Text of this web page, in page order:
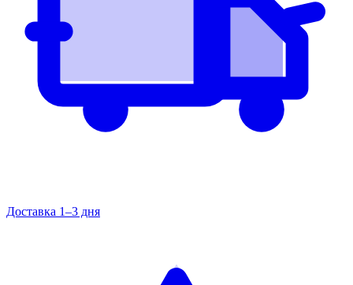
Доставка 1–3 дня